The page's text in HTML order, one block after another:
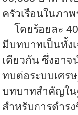
ครัวเรือนในภา
โดยร้อยละ 40
มีบทบาทเป็นทั้ง
เดียวกัน ซึ่งอา
ทบต่อระบบเศร
บทบาทสำคัญใน
สำหรับการดำร